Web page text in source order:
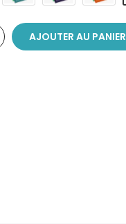
AJOUTER AU PANIER